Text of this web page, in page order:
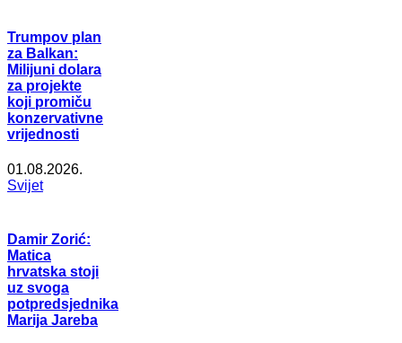
Trumpov plan
za Balkan:
Milijuni dolara
za projekte
koji promiču
konzervativne
vrijednosti
01.08.2026.
Svijet
Damir Zorić:
Matica
hrvatska stoji
uz svoga
potpredsjednika
Marija Jareba